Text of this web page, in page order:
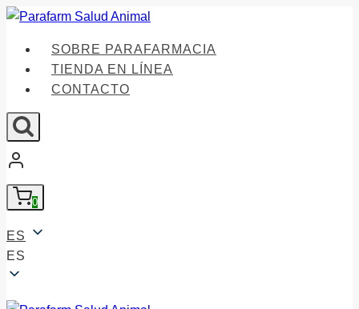
Saltar
contenidoSOBRE PARAFARMACIA
TIENDA EN LÍNEA
CONTACTO
0
ES
ES